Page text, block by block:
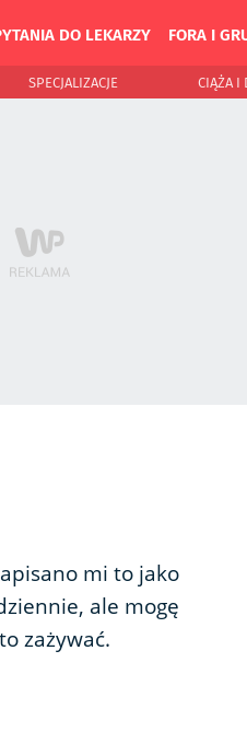
DO LEKARZY FORA I
SPECJALIZACJE CIĄŻA I
mi to jako
ale mogę
zażywać.